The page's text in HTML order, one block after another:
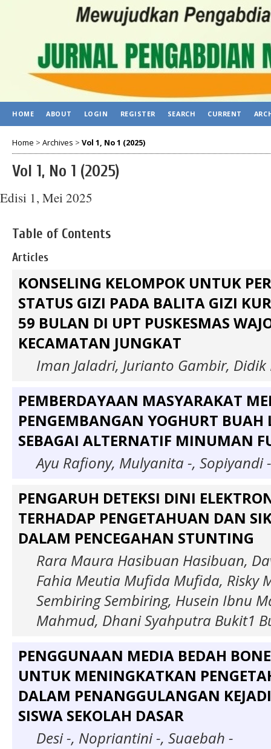
HOME ABOUT LOGIN REGISTER SEARCH CURRENT
Home > Archives > Vol 1, No 1 (2025)
Vol 1, No 1 (2025)
Edisi 1, Mei 2025
Table of Contents
Articles
KONSELING KELOMPOK UNTUK
STATUS GIZI PADA BALITA GIZI
59 BULAN DI UPT PUSKESMAS
KECAMATAN JUNGKAT
Iman Jaladri, Jurianto Gambir,
PEMBERDAYAAN MASYARAKAT
PENGEMBANGAN YOGHURT BUAH
SEBAGAI ALTERNATIF MINUMAN
Ayu Rafiony, Mulyanita -, Sopiyandi -
PENGARUH DETEKSI DINI
TERHADAP PENGETAHUAN DAN
DALAM PENCEGAHAN STUNTING
Rara Maura Hasibuan Hasibuan,
Fahia Meutia Mufida Mufida, Risky
Sembiring Sembiring, Husein Ibnu
Mahmud, Dhani Syahputra Bukit1
PENGGUNAAN MEDIA BEDAH
UNTUK MENINGKATKAN
DALAM PENANGGULANGAN
SISWA SEKOLAH DASAR
Desi -, Nopriantini -, Suaebah -